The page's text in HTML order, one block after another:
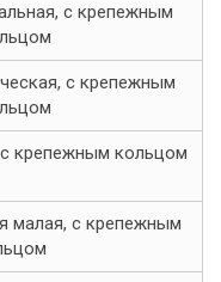
с крепежным
с крепежным
крепежным кольцом
малая, с крепежным